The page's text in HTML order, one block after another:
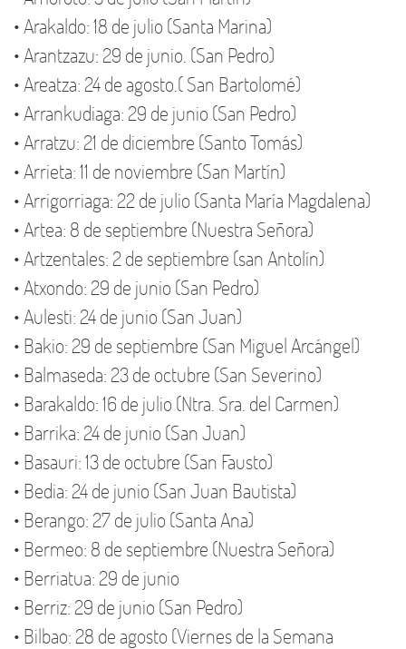
• Arakaldo: 18 de julio (Santa Marina)
• Arantzazu: 29 de junio. (San Pedro)
• Areatza: 24 de agosto.( San Bartolomé)
• Arrankudiaga: 29 de junio (San Pedro)
• Arratzu: 21 de diciembre (Santo Tomás)
• Arrieta: 11 de noviembre (San Martín)
• Arrigorriaga: 22 de julio (Santa María Magdalena)
• Artea: 8 de septiembre (Nuestra Señora)
• Artzentales: 2 de septiembre (san Antolín)
• Atxondo: 29 de junio (San Pedro)
• Aulesti: 24 de junio (San Juan)
• Bakio: 29 de septiembre (San Miguel Arcángel)
• Balmaseda: 23 de octubre (San Severino)
• Barakaldo: 16 de julio (Ntra. Sra. del Carmen)
• Barrika: 24 de junio (San Juan)
• Basauri: 13 de octubre (San Fausto)
• Bedia: 24 de junio (San Juan Bautista)
• Berango: 27 de julio (Santa Ana)
• Bermeo: 8 de septiembre (Nuestra Señora)
• Berriatua: 29 de junio
• Berriz: 29 de junio (San Pedro)
• Bilbao: 28 de agosto (Viernes de la Semana